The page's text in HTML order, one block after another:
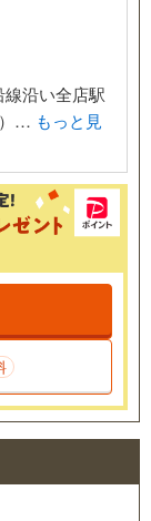
沿い全店駅
… もっと見